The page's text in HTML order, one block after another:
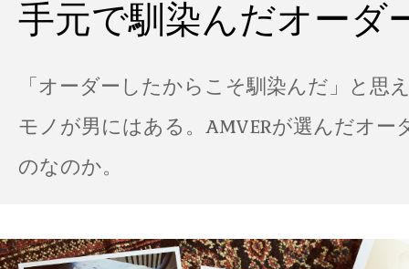
手元で馴染んだオーダ
「オーダーしたからこそ馴染んだ」と思
モノが男にはある。AMVERが選んだオー
のなのか。